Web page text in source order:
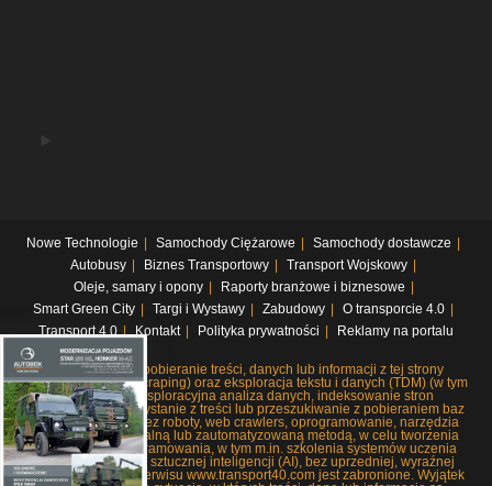
Nowe Technologie Samochody Ciężarowe
Samochody dostawcze
Autobusy
Biznes Transportowy
Transport Wojskowy
Oleje, samary i opony
Raporty branżowe i biznesowe
Smart Green City
Targi i Wystawy Zabudowy
O transporcie 4.0
Transport 4.0
Kontakt Polityka prywatności Reklamy na portalu
Systematyczne pobieranie treści, danych lub informacji z tej strony
internetowej (web scraping) oraz eksploracja tekstu i danych (TDM) (w tym
pobieranie i eksploracyjna analiza danych, indeksowanie stron
internetowych, korzystanie z treści lub przeszukiwanie z pobieraniem baz
danych), czy to przez roboty, web crawlers, oprogramowanie, narzędzia
lub dowolną manualną lub zautomatyzowaną metodą, w celu tworzenia
lub rozwoju oprogramowania, w tym m.in. szkolenia systemów uczenia
maszynowego lub sztucznej inteligencji (AI), bez uprzedniej, wyraźnej
zgody wydawców serwisu www.transport40.com jest zabronione. Wyjątek